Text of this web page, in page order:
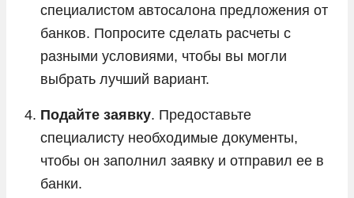
специалистом автосалона предложения от
банков. Попросите сделать расчеты с
разными условиями, чтобы вы могли
выбрать лучший вариант.
Подайте заявку. Предоставьте
специалисту необходимые документы,
чтобы он заполнил заявку и отправил ее в
банки.